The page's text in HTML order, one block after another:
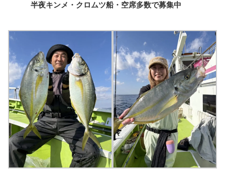
半夜キンメ・クロムツ船・空席多数で募集中